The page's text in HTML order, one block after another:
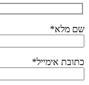
שם מלא*
כתובת אימייל*